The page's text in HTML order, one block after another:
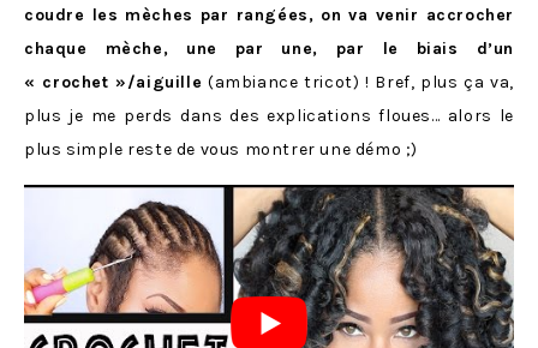
coudre les mèches par rangées, on va venir accrocher
chaque mèche, une par une, par le biais d’un
« crochet »/aiguille (ambiance tricot) ! Bref, plus ça va,
plus je me perds dans des explications floues… alors le
plus simple reste de vous montrer une démo ;)